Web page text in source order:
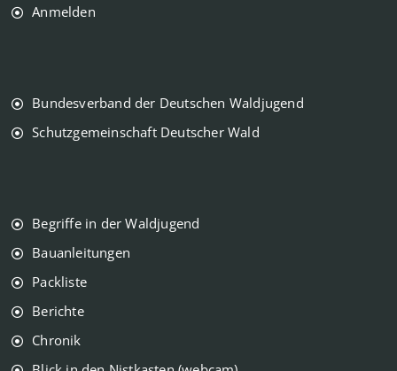
Anmelden
Bundesverband der Deutschen Waldjugend
Schutzgemeinschaft Deutscher Wald
Begriffe in der Waldjugend
Bauanleitungen
Packliste
Berichte
Chronik